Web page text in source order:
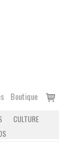
Boutique
Voir
CULTURE